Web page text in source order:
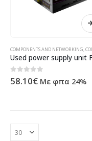
COMPONENTS AND NETWORKING,
0out of 5
58.10€ Με φπα 24%